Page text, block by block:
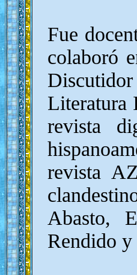
Fue
colaboró
Literatura
revista
revista
Abasto,
Rendido